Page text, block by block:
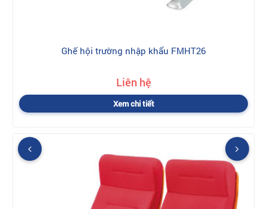
Ghế hội trường nhập khẩu FMHT26
Liên hệ
Xem chi tiết